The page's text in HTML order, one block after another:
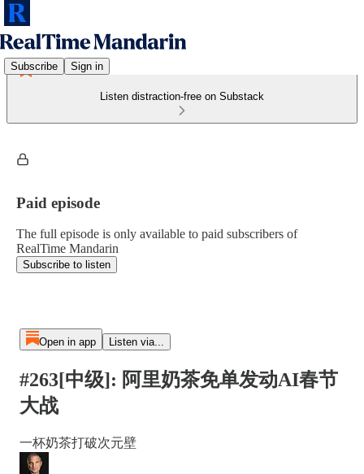
Subscribe Sign in
Listen distraction-free on Substack
Paid episode
The full episode is only available to paid subscribers of
RealTime Mandarin
Subscribe to listen
Open in app Listen via...
#263[中级]: 阿里奶茶免单发动AI春节
大战
一杯奶茶打破次元壁